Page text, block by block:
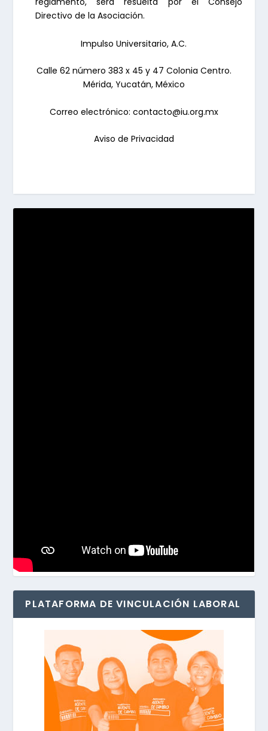
Directivo de la Asociación.
Impulso Universitario, A.C.
Calle 62 número 383 x 45 y 47 Colonia Centro.
Mérida, Yucatán, México
Correo electrónico: contacto@iu.org.mx
Aviso de Privacidad
PLATAFORMA DE VINCULACIÓN LABORAL